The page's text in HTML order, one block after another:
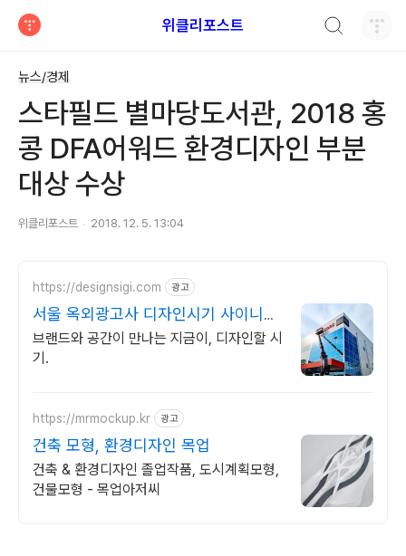
위클리포스트
뉴스/경제
스타필드 별마당도서관, 2018 홍
콩 DFA어워드 환경디자인 부분
대상 수상
위클리포스트 2018. 12. 5. 13:04
https://designsigi.com 광고
서울 옥외광고사 디자인시기 사이니지
전문
브랜드와 공간이 만나는 지금이, 디자인할 시
기.
https://mrmockup.kr 광고
건축 모형, 환경디자인 목업
건축 & 환경디자인 졸업작품, 도시계획모형,
건물모형 - 목업아저씨